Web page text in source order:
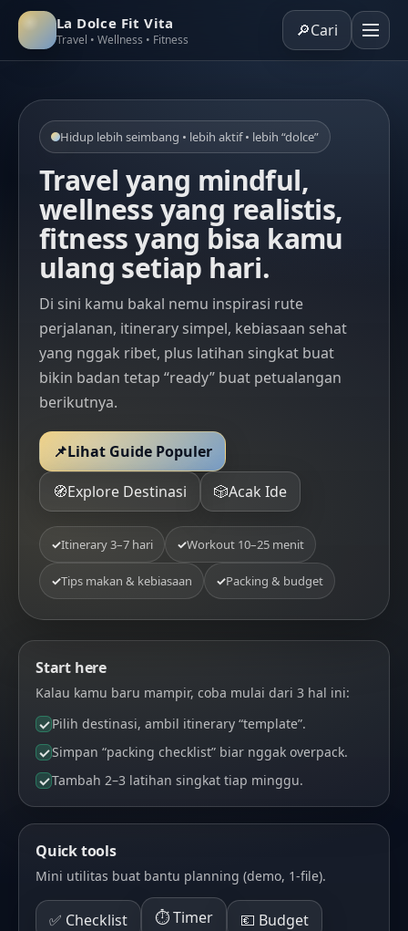
La Dolce Fit Vita
Travel • Wellness • Fitness 🔎Cari
Hidup lebih seimbang • lebih aktif • lebih “dolce”
Travel yang mindful,
wellness yang realistis,
fitness yang bisa kamu
ulang setiap hari.
Di sini kamu bakal nemu inspirasi rute
perjalanan, itinerary simpel, kebiasaan sehat
yang nggak ribet, plus latihan singkat buat
bikin badan tetap “ready” buat petualangan
berikutnya.
📌Lihat Guide Populer
🧭Explore Destinasi 🎲Acak Ide
✓Itinerary 3–7 hari ✓Workout 10–25 menit
✓Tips makan & kebiasaan ✓Packing & budget
Start here
Kalau kamu baru mampir, coba mulai dari 3 hal ini:
Pilih destinasi, ambil itinerary “template”.
Simpan “packing checklist” biar nggak overpack.
Tambah 2–3 latihan singkat tiap minggu.
Quick tools
Mini utilitas buat bantu planning (demo, 1-file).
✅ Checklist ⏱️ Timer 💶 Budget